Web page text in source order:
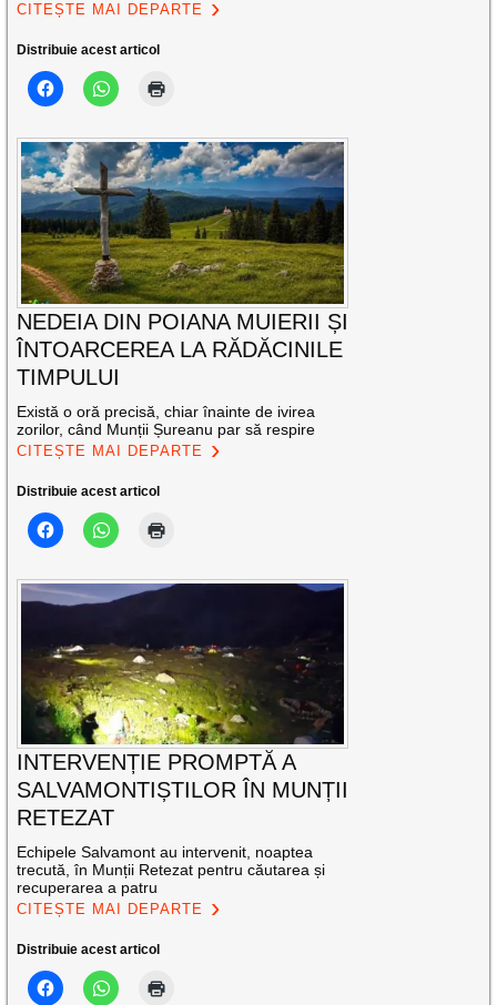
CITEȘTE MAI DEPARTE
Distribuie acest articol
NEDEIA DIN POIANA MUIERII ȘI
ÎNTOARCEREA LA RĂDĂCINILE
TIMPULUI
Există o oră precisă, chiar înainte de ivirea
zorilor, când Munții Șureanu par să respire
CITEȘTE MAI DEPARTE
Distribuie acest articol
INTERVENȚIE PROMPTĂ A
SALVAMONTIȘTILOR ÎN MUNȚII
RETEZAT
Echipele Salvamont au intervenit, noaptea
trecută, în Munții Retezat pentru căutarea și
recuperarea a patru
CITEȘTE MAI DEPARTE
Distribuie acest articol